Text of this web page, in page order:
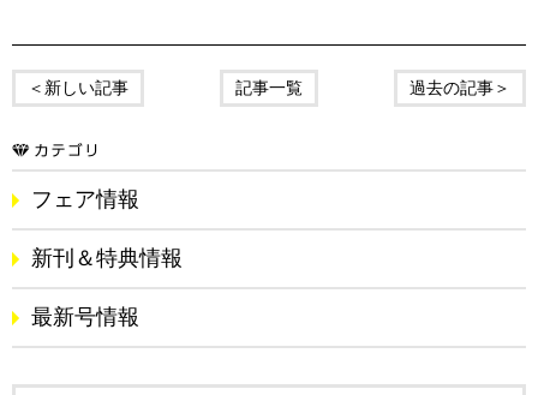
＜新しい記事 過去の記事＞
記事一覧
フェア情報
新刊＆特典情報
最新号情報